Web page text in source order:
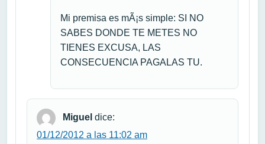
Mi premisa es mÃ¡s simple: SI NO
SABES DONDE TE METES NO
TIENES EXCUSA, LAS
CONSECUENCIA PAGALAS TU.
Miguel dice:
01/12/2012 a las 11:02 am